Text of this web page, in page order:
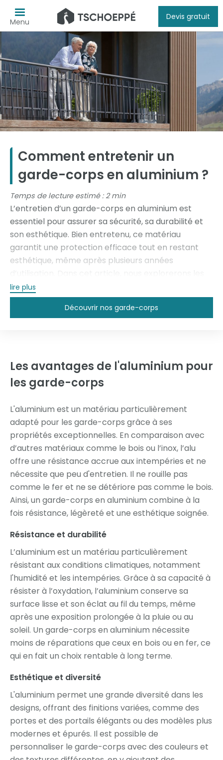
Menu
Devis gratuit
Comment entretenir un
garde-corps en aluminium ?
Temps de lecture estimé : 2 min
L’entretien d’un garde-corps en aluminium est
essentiel pour assurer sa sécurité, sa durabilité et
son esthétique. Bien entretenu, ce matériau
garantit une protection efficace tout en restant
esthétique, même après plusieurs années
avantages de l’aluminium pour les garde-corps et
les étapes cruciales à suivre pour garantir leur
longévité et leur bon état.
lire plus
Découvrir nos garde-corps
Les avantages de l'aluminium pour
les garde-corps
L'aluminium est un matériau particulièrement
adapté pour les garde-corps grâce à ses
propriétés exceptionnelles. En comparaison avec
d’autres matériaux comme le bois ou l’inox, l’alu
offre une résistance accrue aux intempéries et ne
nécessite que peu d'entretien. Il ne rouille pas
comme le fer et ne se détériore pas comme le bois.
Ainsi, un garde-corps en aluminium combine à la
fois résistance, légèreté et une esthétique soignée.
Résistance et durabilité
L’aluminium est un matériau particulièrement
résistant aux conditions climatiques, notamment
l'humidité et les intempéries. Grâce à sa capacité à
résister à l’oxydation, l’aluminium conserve sa
surface lisse et son éclat au fil du temps, même
après une exposition prolongée à la pluie ou au
soleil. Un garde-corps en aluminium nécessite
moins de réparations que ceux en bois ou en fer, ce
qui en fait un choix rentable à long terme.
Esthétique et diversité
L'aluminium permet une grande diversité dans les
designs, offrant des finitions variées, comme des
portes et des portails élégants ou des modèles plus
modernes et épurés. Il est possible de
personnaliser le garde-corps avec des couleurs et